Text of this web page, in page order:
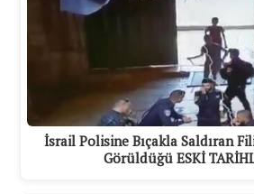
İsrail Polisine Bıçakla Saldıran
Görüldüğü ESKİ